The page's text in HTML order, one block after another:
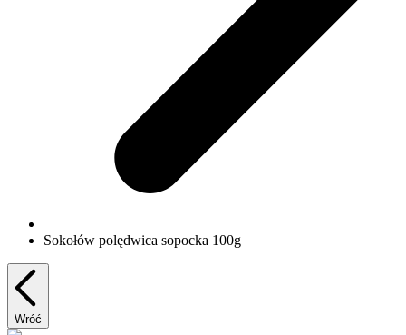
Sokołów polędwica sopocka 100g
Wróć